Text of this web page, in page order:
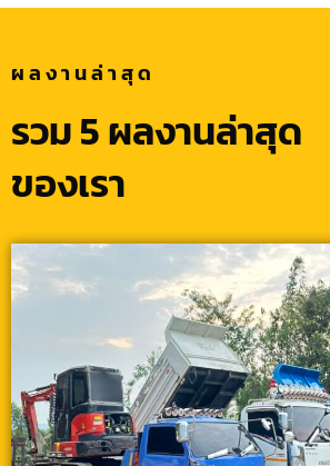
ผลงานล่าสุด
รวม 5 ผลงานล่าสุด
ของเรา